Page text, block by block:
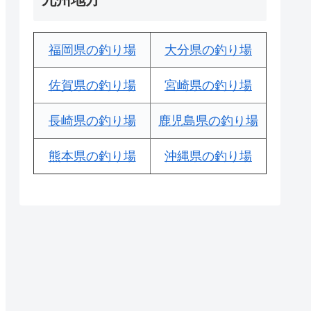
福岡県の釣り場 大分県の釣り場
佐賀県の釣り場 宮崎県の釣り場
長崎県の釣り場 鹿児島県の釣り場
熊本県の釣り場 沖縄県の釣り場